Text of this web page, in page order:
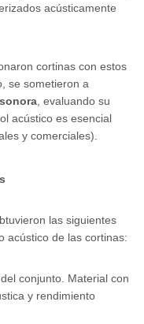
acústicamente
cortinas con estos
se sometieron a
, evaluando su
acústico es esencial
y comerciales).
las siguientes
acústico de las cortinas:
conjunto. Material con
y rendimiento